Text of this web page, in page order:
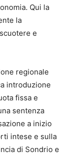
Qui la
la
e
regionale
introduzione
fissa e
sentenza
a inizio
intese e sulla
di Sondrio e